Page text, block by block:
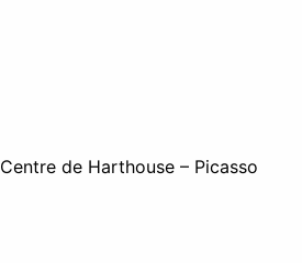
Centre de Harthouse – Picasso